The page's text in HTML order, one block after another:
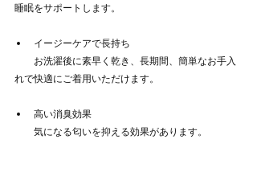
睡眠をサポートします。
イージーケアで長持ち
お洗濯後に素早く乾き、長期間、簡単なお手入
れで快適にご着用いただけます。
高い消臭効果
気になる匂いを抑える効果があります。